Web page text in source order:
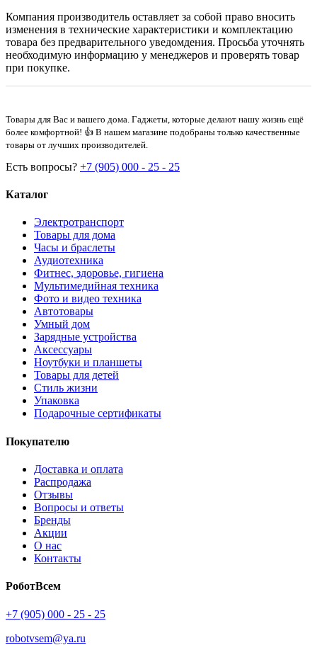
Компания производитель оставляет за собой право вносить
изменения в технические характеристики и комплектацию
товара без предварительного уведомдения. Просьба уточнять
необходимую информацию у менеджеров и проверять товар
при покупке.
Товары для Вас и вашего дома. Гаджеты, которые делают нашу жизнь ещё
более комфортной! 👍 В нашем магазине подобраны только качественные
товары от лучших производителей.
Есть вопросы? +7 (905) 000 - 25 - 25
Каталог
Электротранспорт
Товары для дома
Часы и браслеты
Аудиотехника
Фитнес, здоровье, гигиена
Мультимедийная техника
Фото и видео техника
Автотовары
Умный дом
Зарядные устройства
Аксессуары
Ноутбуки и планшеты
Товары для детей
Стиль жизни
Упаковка
Подарочные сертификаты
Покупателю
Доставка и оплата
Распродажа
Отзывы
Вопросы и ответы
Бренды
Акции
О нас
Контакты
РоботВсем
+7 (905) 000 - 25 - 25
robotvsem@ya.ru